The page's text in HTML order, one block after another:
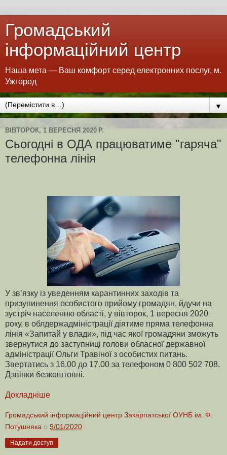
Громадський
інформаційний центр
Наша мета — Ваш комфорт серед електронних послуг, м.
Ужгород
▼
ВІВТОРОК, 1 ВЕРЕСНЯ 2020 Р.
Сьогодні в ОДА працюватиме "гаряча"
телефонна лінія
У зв’язку із уведенням карантинних заходів та
призупинення особистого прийому громадян, йдучи на
зустріч населенню області, у вівторок, 1 вересня 2020
року, в облдержадміністрації діятиме пряма телефонна
лінія «Запитай у влади», під час якої громадяни зможуть
звернутися до заступниці голови обласної державної
адміністрації Ольги Травіної з особистих питань.
Звертатись з 16.00 до 17.00 за телефоном 0 800 502 708.
Дзвінки безкоштовні.
Докладніше
Громадський інформаційний центр Закарпатської ОУНБ ім. Ф.
Потушняка о 9/01/2020
Надати доступ